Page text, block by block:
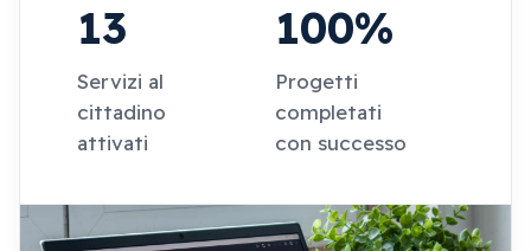
13
Servizi al
cittadino
attivati
100%
Progetti
completati
con successo